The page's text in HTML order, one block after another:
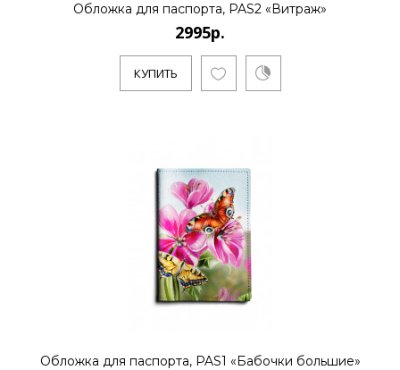
Обложка для паспорта, PAS2 «Витраж»
2995р.
КУПИТЬ
Обложка для паспорта, PAS1 «Бабочки большие»